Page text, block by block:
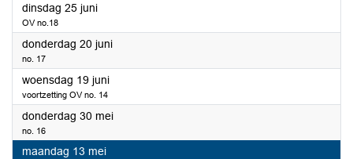
dinsdag 25 juni2024
OV no.18
donderdag 20 juni2024
no. 17
woensdag 19 juni2024
voortzetting OV no. 14
donderdag 30 mei2024
no. 16
maandag 13 mei2024